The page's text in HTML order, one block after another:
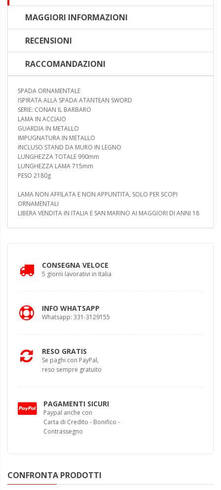
MAGGIORI INFORMAZIONI
RECENSIONI
RACCOMANDAZIONI
SPADA ORNAMENTALE
ISPIRATA ALLA SPADA ATANTEAN SWORD
SERIE: CONAN IL BARBARO
LAMA IN ACCIAIO
GUARDIA IN METALLO
IMPUGNATURA IN METALLO
INCLUSO STAND DA MURO IN LEGNO
LUNGHEZZA TOTALE 990mm
LUNGHEZZA LAMA 715mm
PESO 2180g
LAMA NON AFFILATA E NON APPUNTITA, SOLO PER SCOPI
ORNAMENTALI
LIBERA VENDITA IN ITALIA E SAN MARINO AI MAGGIORI DI ANNI 18
CONSEGNA VELOCE
5 giorni lavorativi in Italia
INFO WHATSAPP
Whatsapp: 331-3129155
RESO GRATIS
Se paghi con PayPal,
reso sempre gratuito
PAGAMENTI SICURI
Paypal anche con
Carta di Credito - Bonifico -
Contrassegno
CONFRONTA PRODOTTI